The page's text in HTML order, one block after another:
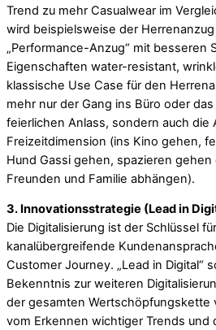
Trend zu mehr Casualwear im
wird beispielsweise der
„Performance-Anzug“ mit besseren
Eigenschaften water-resistant,
klassische Use Case für den
mehr nur der Gang ins Büro oder
feierlichen Anlass, sondern auch die
Freizeitdimension (ins Kino gehen,
Hund Gassi gehen, spazieren
Freunden und Familie abhängen).
3. Innovationsstrategie (Lead in
Die Digitalisierung ist der Schlüssel
kanalübergreifende
Customer Journey. „Lead in Digital“
Bekenntnis zur weiteren
der gesamten Wertschöpfungskette
vom Erkennen wichtiger Trends und